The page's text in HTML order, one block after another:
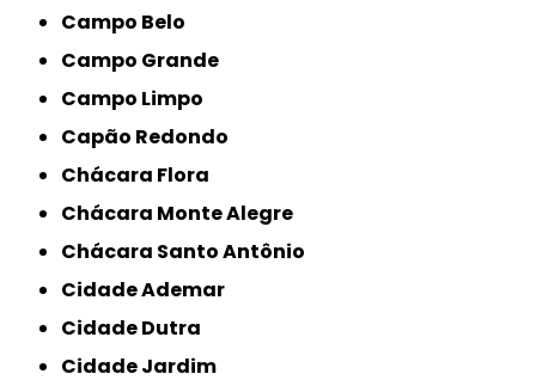
Campo Belo
Campo Grande
Campo Limpo
Capão Redondo
Chácara Flora
Chácara Monte Alegre
Chácara Santo Antônio
Cidade Ademar
Cidade Dutra
Cidade Jardim